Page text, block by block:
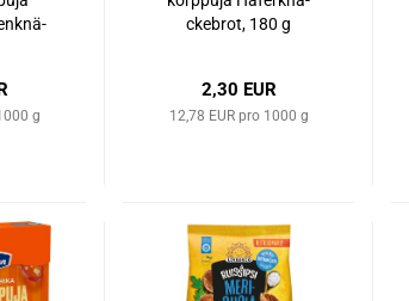
g
cke­brot, 180 g
2,30 EUR
12,78 EUR pro 1000 g